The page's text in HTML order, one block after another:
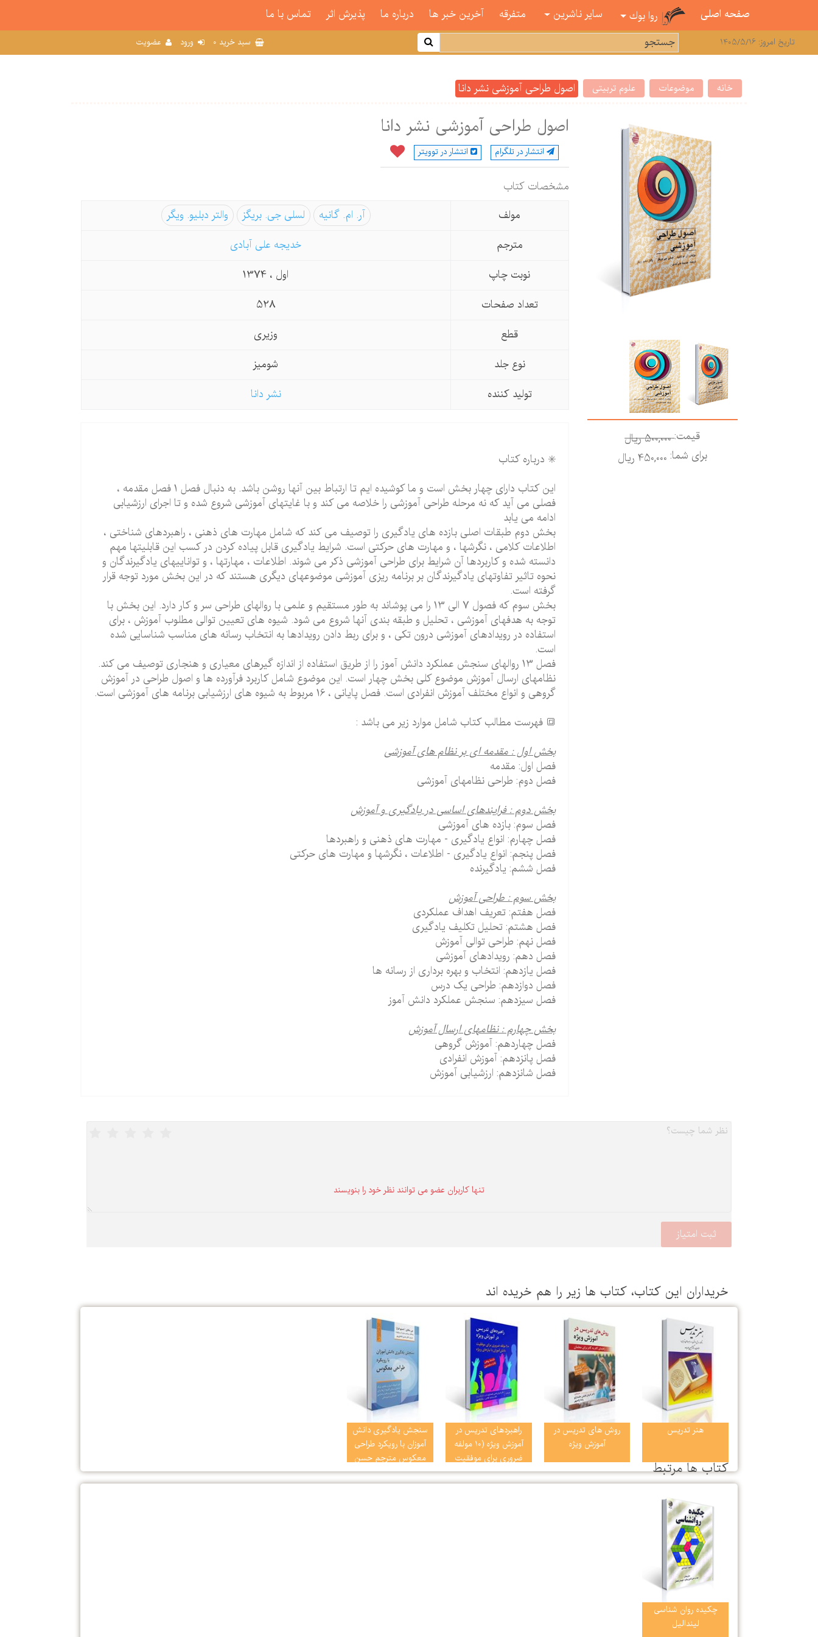
صفحه اصلی روا بوك سایر ناشرین متفرقه آخرین خبر ها درباره ما پذیرش اثر تماس با ما
تاریخ امروز: 1405/5/16 سبد خرید 0 ورود عضویت
خانه موضوعات علوم تربیتی اصول طراحی آموزشی نشر دانا
قیمت:500,000 ريال
برای شما: 450,000 ريال
اصول طراحی آموزشی نشر دانا
انتشار در تلگرام انتشار در توویتر
مشخصات كتاب
مولف
آر. ام. گانیه لسلی جی. بریگز
والتر دبلیو. ویگر
مترجم
خدیجه علی آبادی
نوبت چاپ
اول ، 1374
تعداد صفحات
528
قطع
وزیری
نوع جلد
شومیز
تولید كننده
نشر دانا
✳️ درباره کتاب
این کتاب دارای چهار بخش است و ما کوشیده ایم تا ارتباط بین آنها روشن باشد. به دنبال فصل 1 فصل مقدمه ،
فصلی می آید که نه مرحله طراحی آموزشی را خلاصه می کند و با غایتهای آموزشی شروع شده و تا اجرای ارزشیابی
ادامه می یابد
بخش دوم طبقات اصلی بازده های یادگیری را توصیف می کند که شامل مهارت های ذهنی ، راهبردهای شناختی ،
اطلاعات کلامی ، نگرشها ، و مهارت های حرکتی است. شرایط یادگیری قابل پیاده کردن در کسب این قابلیتها مهم
دانسته شده و کاربردها آن شرایط برای طراحی آموزشی ذکر می شوند. اطلاعات ، مهارتها ، و تواناییهای یادگیرندگان و
نحوه تاثیر تفاوتهای یادگیرندگان بر برنامه ریزی آموزشی موضوعهای دیگری هستند که در این بخش مورد توجه قرار
گرفته است.
بخش سوم که فصول 7 الی 13 را می پوشاند به طور مستقیم و علمی با روالهای طراحی سر و کار دارد. این بخش با
توجه به هدفهای آموزشی ، تحلیل و طبقه بندی آنها شروع می شود. شیوه های تعیین توالی مطلوب آموزش ، برای
استفاده در رویدادهای آموزشی درون تکی ، و برای ربط دادن رویدادها به انتخاب رسانه های مناسب شناسایی شده
است.
فصل 13 روالهای سنجش عملکرد دانش آموز را از طریق استفاده از اندازه گیرهای معیاری و هنجاری توصیف می کند.
نظامهای ارسال آموزش موضوع کلی بخش چهار است. این موضوع شامل کاربرد فرآورده ها و اصول طراحی در آموزش
گروهی و انواع مختلف آموزش انفرادی است. فصل پایانی ، 16 مربوط به شیوه های ارزشیابی برنامه های آموزشی است.
🔳 فهرست مطالب کتاب شامل موارد زیر می باشد :
بخش اول : مقدمه ای بر نظام های آموزشی
فصل اول: مقدمه
فصل دوم: طراحی نظامهای آموزشی
بخش دوم : فرایندهای اساسی در یادگیری و آموزش
فصل سوم: بازده های آموزشی
فصل چهارم: انواع یادگیری - مهارت های ذهنی و راهبردها
فصل پنجم: انواع یادگیری - اطلاعات ، نگرشها و مهارت های حرکتی
فصل ششم: یادگیرنده
بخش سوم : طراحی آموزش
فصل هفتم: تعریف اهداف عملکردی
فصل هشتم: تحلیل تکلیف یادگیری
فصل نهم: طراحی توالی آموزش
فصل دهم: رویدادهای آموزشی
فصل یازدهم: انتخاب و بهره برداری از رسانه ها
فصل دوازدهم: طراحی یک درس
فصل سیزدهم: سنجش عملکرد دانش آموز
بخش چهارم : نظامهای ارسال آموزش
فصل چهاردهم: آموزش گروهی
فصل پانزدهم: آموزش انفرادی
فصل شانزدهم: ارزشیابی آموزش
تنها كاربران عضو می توانند نظر خود را بنویسند
خریداران این كتاب، كتاب ها زیر را هم خریده اند
هنر تدریس
روش های تدریس در
آموزش ویژه
راهبردهای تدریس در
آموزش ویژه (10 مولفه
ضروری برای موفقیت
دانش آموزان با نیازهای
ویژه)
سنجش یادگیری دانش
آموزان با رویکرد طراحی
معکوس مترجم حسن
نادعلی پور
كتاب ها مرتبط
چکیده روان شناسی
لیندالیل